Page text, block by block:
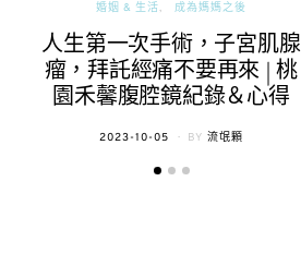
婚姻 & 生活 成為媽媽之後
人生第一次手術，子宮肌腺
瘤，拜託經痛不要再來 | 桃
園禾馨腹腔鏡紀錄＆心得
POSTED
2023-10-05 BY 流氓顆